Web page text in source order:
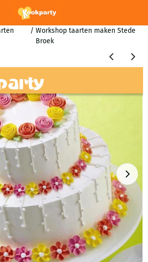
momenteel gesloten.
/ Workshop taarten maken Stede
Broek